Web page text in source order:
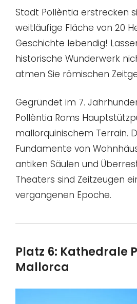
Stadt Pollèntia erstrecken
weitläufige Fläche von 20
Geschichte lebendig!
historische Wunderwerk
atmen Sie römischen
Gegründet im 7.
Pollèntia Roms
mallorquinischem Terrain.
Fundamente von
antiken Säulen und
Theaters sind Zeitzeugen
vergangenen Epoche.
Platz 6: Kathedrale
Mallorca